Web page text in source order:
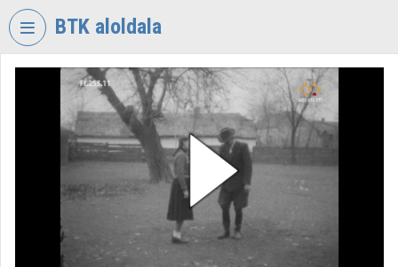
Skip header
BTK aloldala
VIDEOTORIUM
RESEARCH
HUMANTITIES
Organization home